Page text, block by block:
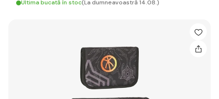
Ultima bucată în stoc(La dumneavoastră 14.08.)